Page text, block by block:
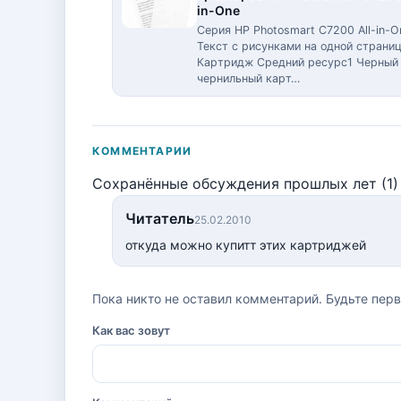
in-One
Серия HP Photosmart C7200 All-in-
Текст с рисунками на одной
Картридж Средний ресурс1 Черный
чернильный карт…
КОММЕНТАРИИ
Сохранённые обсуждения прошлых лет (1)
Читатель25.02.2010
откуда можно купитт этих картриджей
Пока никто не оставил комментарий. Будьте
Как вас зовут